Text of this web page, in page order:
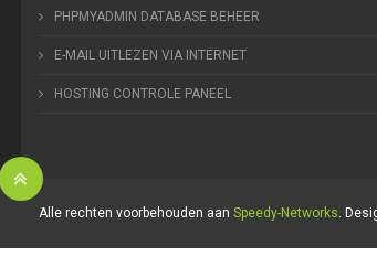
PHPMYADMIN DATABASE BEHEER
E-MAIL UITLEZEN VIA INTERNET
HOSTING CONTROLE PANEEL
Alle rechten voorbehouden aan Speedy-Networks.